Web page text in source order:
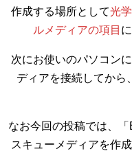
作成する場所として光
ルメディアの項目
次にお使いのパソコン
ディアを接続してから、
なお今回の投稿では、
スキューメディアを作